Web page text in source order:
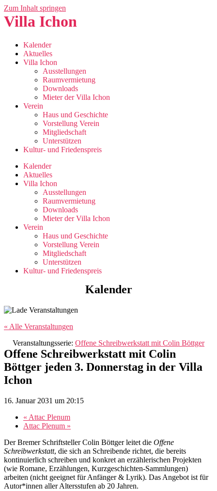
Zum Inhalt springen
Villa Ichon
Kalender
Aktuelles
Villa Ichon
Ausstellungen
Raumvermietung
Downloads
Mieter der Villa Ichon
Verein
Haus und Geschichte
Vorstellung Verein
Mitgliedschaft
Unterstützen
Kultur- und Friedenspreis
Kalender
Aktuelles
Villa Ichon
Ausstellungen
Raumvermietung
Downloads
Mieter der Villa Ichon
Verein
Haus und Geschichte
Vorstellung Verein
Mitgliedschaft
Unterstützen
Kultur- und Friedenspreis
Kalender
« Alle Veranstaltungen
Veranstaltungsserie: Offene Schreibwerkstatt mit Colin Böttger
Offene Schreibwerkstatt mit Colin
Böttger jeden 3. Donnerstag in der Villa
Ichon
16. Januar 2031 um 20:15
« Attac Plenum
Attac Plenum »
Der Bremer Schriftsteller Colin Böttger leitet die Offene
Schreibwerkstatt, die sich an Schreibende richtet, die bereits
kontinuierlich schreiben und konkret an erzählerischen Projekten
(wie Romane, Erzählungen, Kurzgeschichten-Sammlungen)
arbeiten (nicht geeignet für Anfänger & Lyrik). Das Angebot ist für
Autor*innen aller Altersstufen ab 20 Jahren.